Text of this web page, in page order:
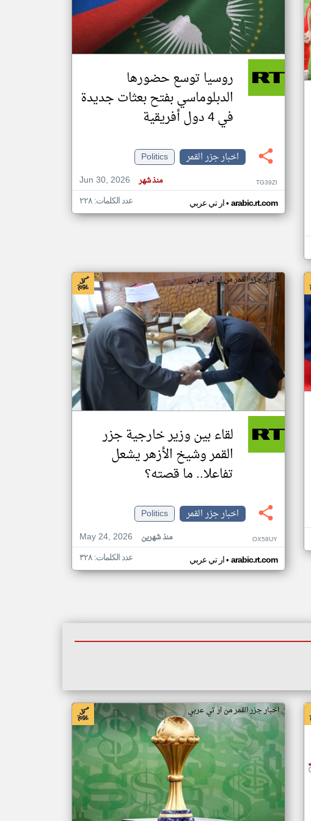
تغيير الدولة
اخبار جزر القمر على مدار الساعة
أهم اخبار جزر القمر العاجلة والمباشرة
روسيا توسع حضورها
الدبلوماسي بفتح بعثات جديدة
في 4 دول أفريقية
اخبار جزر القمر
Politics
Jun 30, 2026
منذ شهر TG39ZI
ار تي عربي• arabic.rt.com عدد الكلمات: ٢٢٨
اخبار جزر القمر من ار تي عربي
لقاء بين وزير خارجية جزر
القمر وشيخ الأزهر يشعل
تفاعلا.. ما قصته؟
اخبار جزر القمر
Politics
May 24, 2026
منذ شهرين OX58UY
ار تي عربي• arabic.rt.com عدد الكلمات: ٣٢٨
اخبار جزر القمر من ار تي عربي
klyoum.com